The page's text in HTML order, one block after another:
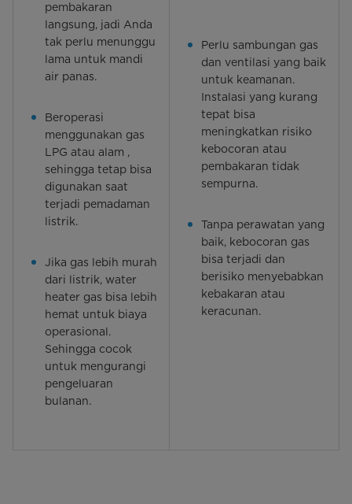
pembakaran
langsung, jadi Anda
tak perlu menunggu
lama untuk mandi
air panas.
Beroperasi
menggunakan gas
LPG atau alam ,
sehingga tetap bisa
digunakan saat
terjadi pemadaman
listrik.
Jika gas lebih murah
dari listrik, water
heater gas bisa lebih
hemat untuk biaya
operasional.
Sehingga cocok
untuk mengurangi
pengeluaran
bulanan.
Perlu sambungan gas
dan ventilasi yang baik
untuk keamanan.
Instalasi yang kurang
tepat bisa
meningkatkan risiko
kebocoran atau
pembakaran tidak
sempurna.
Tanpa perawatan yang
baik, kebocoran gas
bisa terjadi dan
berisiko menyebabkan
kebakaran atau
keracunan.